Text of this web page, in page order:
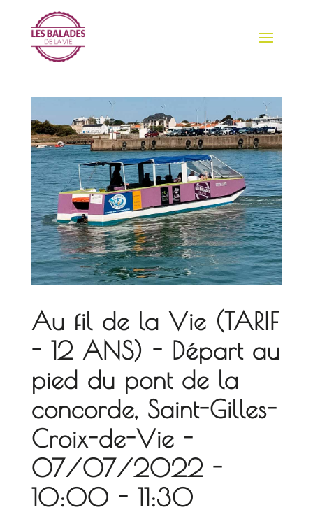
Au fil de la Vie (TARIF
- 12 ANS) - Départ au
pied du pont de la
concorde, Saint-Gilles-
Croix-de-Vie -
07/07/2022 -
10:00 - 11:30